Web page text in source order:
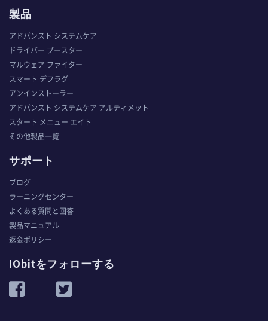
製品
アドバンスト システムケア
ドライバー ブースター
マルウェア ファイター
スマート デフラグ
アンインストーラー
アドバンスト システムケア アルティメット
スタート メニュー エイト
その他製品一覧
サポート
ブログ
ラーニングセンター
よくある質問と回答
製品マニュアル
返金ポリシー
IObitをフォローする